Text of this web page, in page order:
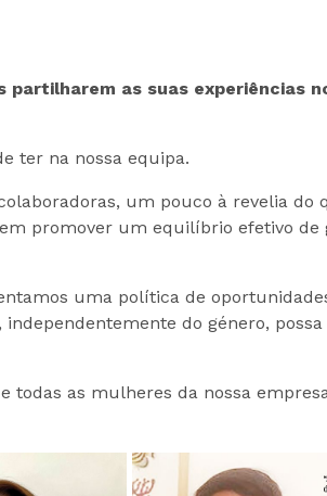
as suas experiências
ter na nossa equipa.
um pouco à revelia do
promover um equilíbrio efetivo de
uma política de
do género,
todas as mulheres da nossa